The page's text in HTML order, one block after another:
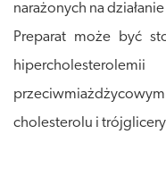
narażonych na
Preparat może być
cholesterolu i